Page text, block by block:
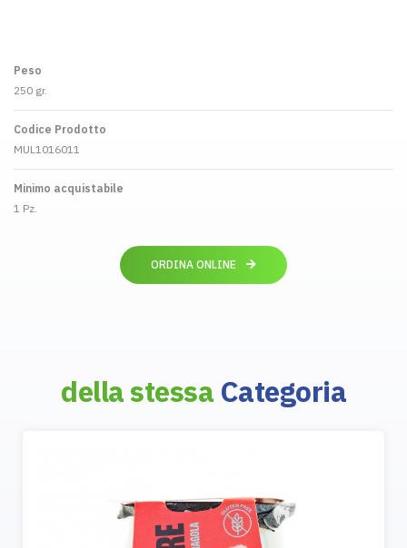
Peso
250 gr.
Codice Prodotto
MUL1016011
Minimo acquistabile
1 Pz.
ORDINA ONLINE
della stessa Categoria